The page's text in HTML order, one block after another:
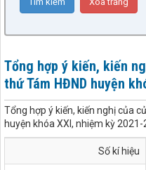
Tổng hợp ý kiến, kiến
thứ Tám HĐND huyện
Tổng hợp ý kiến, kiến nghị của
huyện khóa XXI, nhiệm kỳ 2021-
Số kí hiệu